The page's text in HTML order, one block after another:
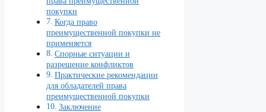
покупки
Когда право
преимущественной покупки не
применяется
Спорные ситуации и
разрешение конфликтов
Практические рекомендации
для обладателей права
преимущественной покупки
Заключение